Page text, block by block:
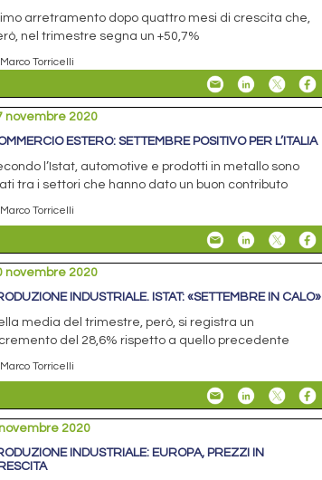
arretramento dopo quattro mesi di crescita che,
nel trimestre segna un +50,7%
Torricelli
novembre 2020
ESTERO: SETTEMBRE POSITIVO PER L’ITALIA
l’Istat, automotive e prodotti in metallo sono
tra i settori che hanno dato un buon contributo
Torricelli
novembre 2020
INDUSTRIALE. ISTAT: «SETTEMBRE IN CALO»
media del trimestre, però, si registra un
del 28,6% rispetto a quello precedente
Torricelli
2020
INDUSTRIALE: EUROPA, PREZZI IN